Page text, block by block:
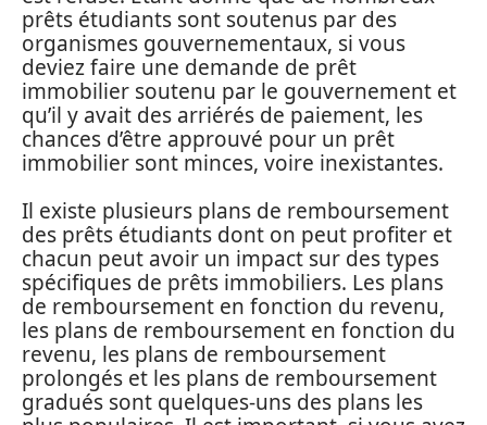
prêts étudiants sont soutenus par des
organismes gouvernementaux, si vous
deviez faire une demande de prêt
immobilier soutenu par le gouvernement et
qu’il y avait des arriérés de paiement, les
chances d’être approuvé pour un prêt
immobilier sont minces, voire inexistantes.
Il existe plusieurs plans de remboursement
des prêts étudiants dont on peut profiter et
chacun peut avoir un impact sur des types
spécifiques de prêts immobiliers. Les plans
de remboursement en fonction du revenu,
les plans de remboursement en fonction du
revenu, les plans de remboursement
prolongés et les plans de remboursement
gradués sont quelques-uns des plans les